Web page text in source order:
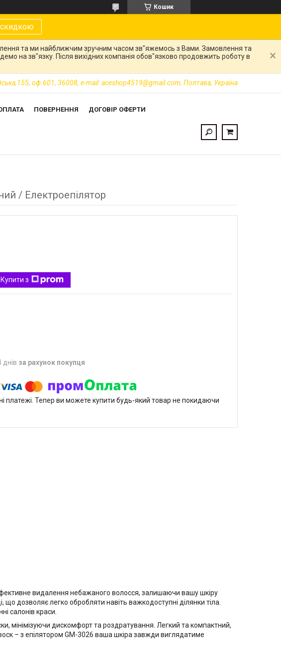
Кошик
скидкою
та ми найближчим зручним часом зв"яжемось з Вами. Замовлення та
на зв"язку. Після вихідних компанія обов"язково продовжить роботу в
оф.601, 36008, e-mail: aceshop4519@gmail.com, Полтава, Україна
ПОВЕРНЕННЯ ДОГОВІР ОФЕРТИ
/ Електроепілятор
Купити з
за рахунок покупця
платежі. Тепер ви можете купити будь-який товар не покидаючи
видалення небажаного волосся, залишаючи вашу шкіру
дозволяє легко обробляти навіть важкодоступні ділянки тіла.
салонів краси.
мінімізуючи дискомфорт та роздратування. Легкий та компактний,
– з епілятором GM-3026 ваша шкіра завжди виглядатиме